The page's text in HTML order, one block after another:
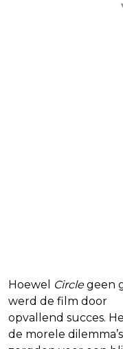
Hoewel Circlegeen
werd de film door
opvallend succes.
de morele